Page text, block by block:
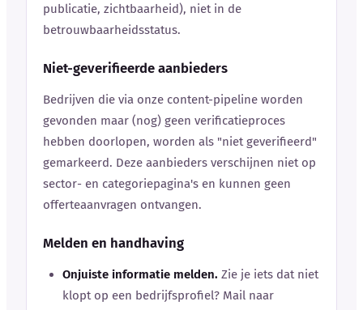
publicatie, zichtbaarheid), niet in de
betrouwbaarheidsstatus.
Niet-geverifieerde aanbieders
Bedrijven die via onze content-pipeline worden
gevonden maar (nog) geen verificatieproces
hebben doorlopen, worden als "niet geverifieerd"
gemarkeerd. Deze aanbieders verschijnen niet op
sector- en categoriepagina's en kunnen geen
offerteaanvragen ontvangen.
Melden en handhaving
Onjuiste informatie melden. Zie je iets dat niet
klopt op een bedrijfsprofiel? Mail naar